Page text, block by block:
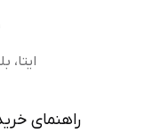
ایتا، بله و
راهنمای خرید